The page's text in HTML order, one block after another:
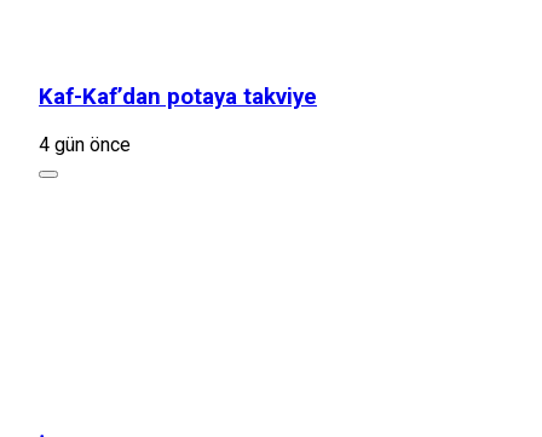
Kaf-Kaf’dan potaya takviye
4 gün önce